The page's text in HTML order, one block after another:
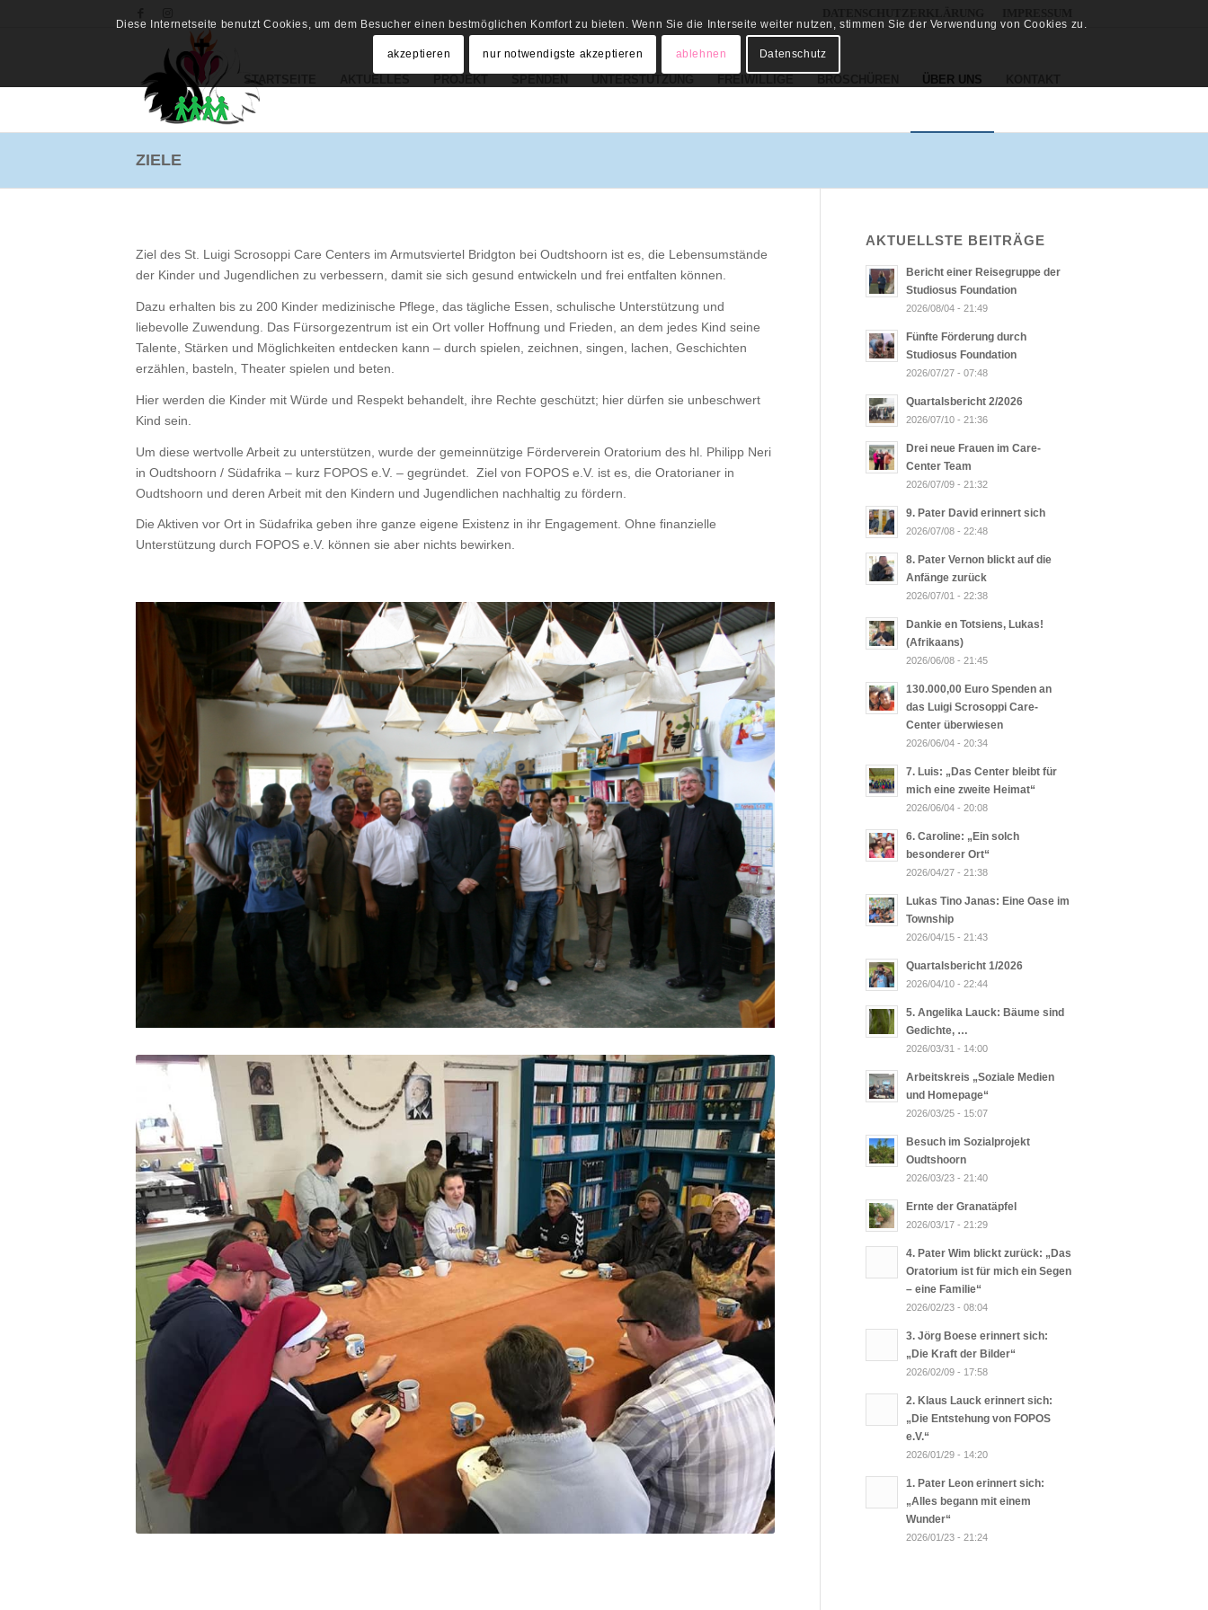
STARTSEITE ÜBER UNS
ZIELE
Ziel des St. Luigi Scrosoppi Care Centers im Armutsviertel Bridgton bei Oudtshoorn ist es, die Lebensumstände
der Kinder und Jugendlichen zu verbessern, damit sie sich gesund entwickeln und frei entfalten können.
Dazu erhalten bis zu 200 Kinder medizinische Pflege, das tägliche Essen, schulische Unterstützung und
liebevolle Zuwendung. Das Fürsorgezentrum ist ein Ort voller Hoffnung und Frieden, an dem jedes Kind seine
Talente, Stärken und Möglichkeiten entdecken kann – durch spielen, zeichnen, singen, lachen, Geschichten
erzählen, basteln, Theater spielen und beten.
Hier werden die Kinder mit Würde und Respekt behandelt, ihre Rechte geschützt; hier dürfen sie unbeschwert
Kind sein.
Um diese wertvolle Arbeit zu unterstützen, wurde der gemeinnützige Förderverein Oratorium des hl. Philipp Neri
in Oudtshoorn / Südafrika – kurz FOPOS e.V. – gegründet. Ziel von FOPOS e.V. ist es, die Oratorianer in
Oudtshoorn und deren Arbeit mit den Kindern und Jugendlichen nachhaltig zu fördern.
Die Aktiven vor Ort in Südafrika geben ihre ganze eigene Existenz in ihr Engagement. Ohne finanzielle
Unterstützung durch FOPOS e.V. können sie aber nichts bewirken.
AKTUELLSTE BEITRÄGE
Bericht einer Reisegruppe der
Studiosus Foundation
2026/08/04 - 21:49
Fünfte Förderung durch
Studiosus Foundation
2026/07/27 - 07:48
Quartalsbericht 2/2026
2026/07/10 - 21:36
Drei neue Frauen im Care-
Center Team
2026/07/09 - 21:32
9. Pater David erinnert sich
2026/07/08 - 22:48
8. Pater Vernon blickt auf die
Anfänge zurück
2026/07/01 - 22:38
Dankie en Totsiens, Lukas!
(Afrikaans)
2026/06/08 - 21:45
130.000,00 Euro Spenden an
das Luigi Scrosoppi Care-
Center überwiesen
2026/06/04 - 20:34
7. Luis: „Das Center bleibt für
mich eine zweite Heimat“
2026/06/04 - 20:08
6. Caroline: „Ein solch
besonderer Ort“
2026/04/27 - 21:38
Lukas Tino Janas: Eine Oase im
Township
2026/04/15 - 21:43
Quartalsbericht 1/2026
2026/04/10 - 22:44
5. Angelika Lauck: Bäume sind
Gedichte, …
2026/03/31 - 14:00
Arbeitskreis „Soziale Medien
und Homepage“
2026/03/25 - 15:07
Besuch im Sozialprojekt
Oudtshoorn
2026/03/23 - 21:40
Ernte der Granatäpfel
2026/03/17 - 21:29
4. Pater Wim blickt zurück: „Das
Oratorium ist für mich ein Segen
– eine Familie“
2026/02/23 - 08:04
3. Jörg Boese erinnert sich:
„Die Kraft der Bilder“
2026/02/09 - 17:58
2. Klaus Lauck erinnert sich:
„Die Entstehung von FOPOS
e.V.“
2026/01/29 - 14:20
1. Pater Leon erinnert sich:
„Alles begann mit einem
Wunder“
2026/01/23 - 21:24
Diese Internetseite benutzt Cookies, um dem Besucher einen bestmöglichen Komfort zu bieten. Wenn Sie die Interseite weiter nutzen, stimmen Sie der Verwendung von Cookies zu.
akzeptieren nur notwendigste akzeptieren ablehnen Datenschutz